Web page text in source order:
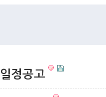
정공고